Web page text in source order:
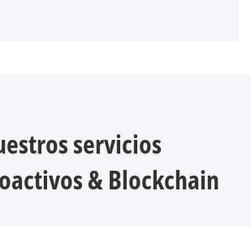
servicios
& Blockchain